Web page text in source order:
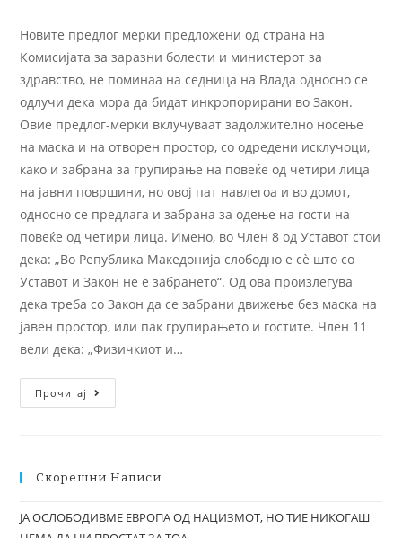
Новите предлог мерки предложени од страна на
Комисијата за заразни болести и министерот за
здравство, не поминаа на седница на Влада односно се
одлучи дека мора да бидат инкропорирани во Закон.
Овие предлог-мерки вклучуваат задолжително носење
на маска и на отворен простор, со одредени исклучоци,
како и забрана за групирање на повеќе од четири лица
на јавни површини, но овој пат навлегоа и во домот,
односно се предлага и забрана за одење на гости на
повеќе од четири лица. Имено, во Член 8 од Уставот стои
дека: „Во Република Македонија слободно е сѐ што со
Уставот и Закон не е забрането“. Од ова произлегува
дека треба со Закон да се забрани движење без маска на
јавен простор, или пак групирањето и гостите. Член 11
вели дека: „Физичкиот и…
Прочитај
Скорешни Написи
ЈА ОСЛОБОДИВМЕ ЕВРОПА ОД НАЦИЗМОТ, НО ТИЕ НИКОГАШ